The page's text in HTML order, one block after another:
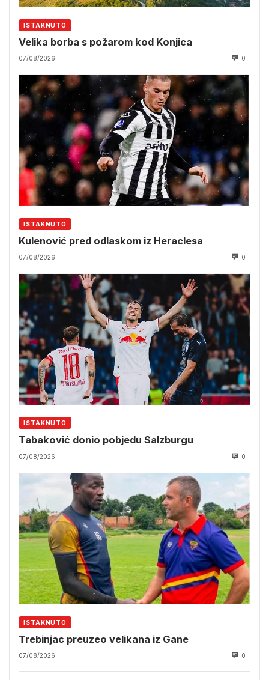
ISTAKNUTO
Velika borba s požarom kod Konjica
07/08/2026 0
ISTAKNUTO
Kulenović pred odlaskom iz Heraclesa
07/08/2026 0
ISTAKNUTO
Tabaković donio pobjedu Salzburgu
07/08/2026 0
ISTAKNUTO
Trebinjac preuzeo velikana iz Gane
07/08/2026 0